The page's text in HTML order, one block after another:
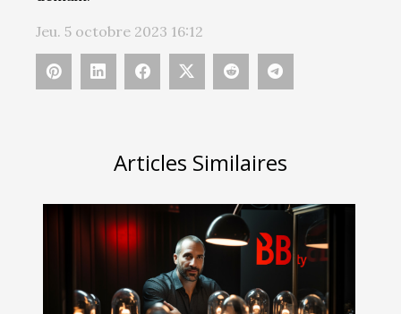
Articles Similaires
Jeu. 5 octobre 2023 16:12